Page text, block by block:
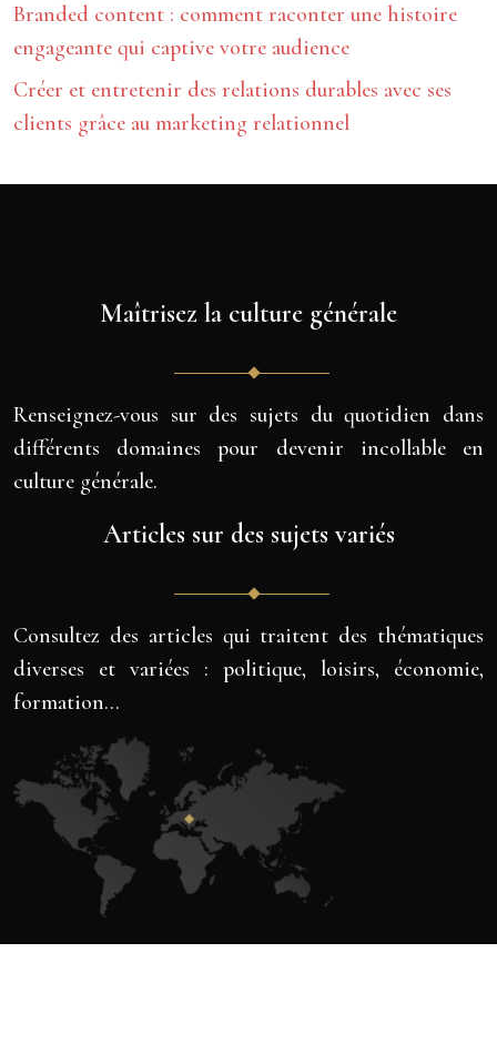
Branded content : comment raconter une histoire
engageante qui captive votre audience
Créer et entretenir des relations durables avec ses
clients grâce au marketing relationnel
Maîtrisez la culture générale
Renseignez-vous sur des sujets du quotidien dans
différents domaines pour devenir incollable en
culture générale.
Articles sur des sujets variés
Consultez des articles qui traitent des thématiques
diverses et variées : politique, loisirs, économie,
formation…